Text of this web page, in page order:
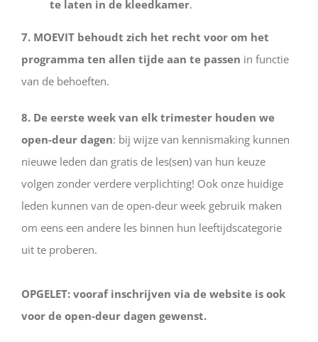
te laten in de kleedkamer.
7. MOEVIT behoudt zich het recht voor om het
programma ten allen tijde aan te passen in functie
van de behoeften.
8. De eerste week van elk trimester houden we
open-deur dagen: bij wijze van kennismaking kunnen
nieuwe leden dan gratis de les(sen) van hun keuze
volgen zonder verdere verplichting! Ook onze huidige
leden kunnen van de open-deur week gebruik maken
om eens een andere les binnen hun leeftijdscategorie
uit te proberen.
OPGELET: vooraf inschrijven via de website is ook
voor de open-deur dagen gewenst.